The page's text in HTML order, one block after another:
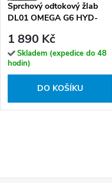
Sprchový odtokový žlab
DL01 OMEGA G6 HYD-
1 890 Kč
Skladem (expedice do 48
hodin)
DO KOŠÍKU